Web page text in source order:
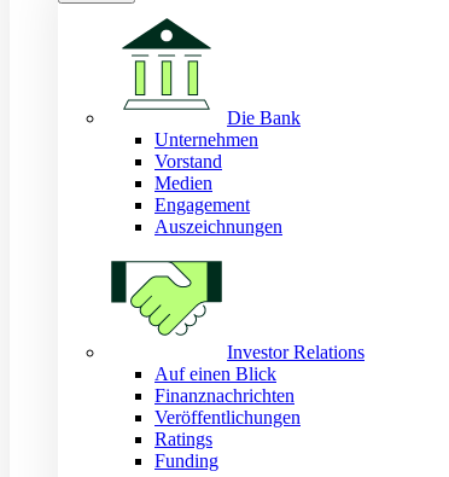
Die Bank
Unternehmen
Vorstand
Medien
Engagement
Auszeichnungen
Investor Relations
Auf einen Blick
Finanznachrichten
Veröffentlichungen
Ratings
Funding